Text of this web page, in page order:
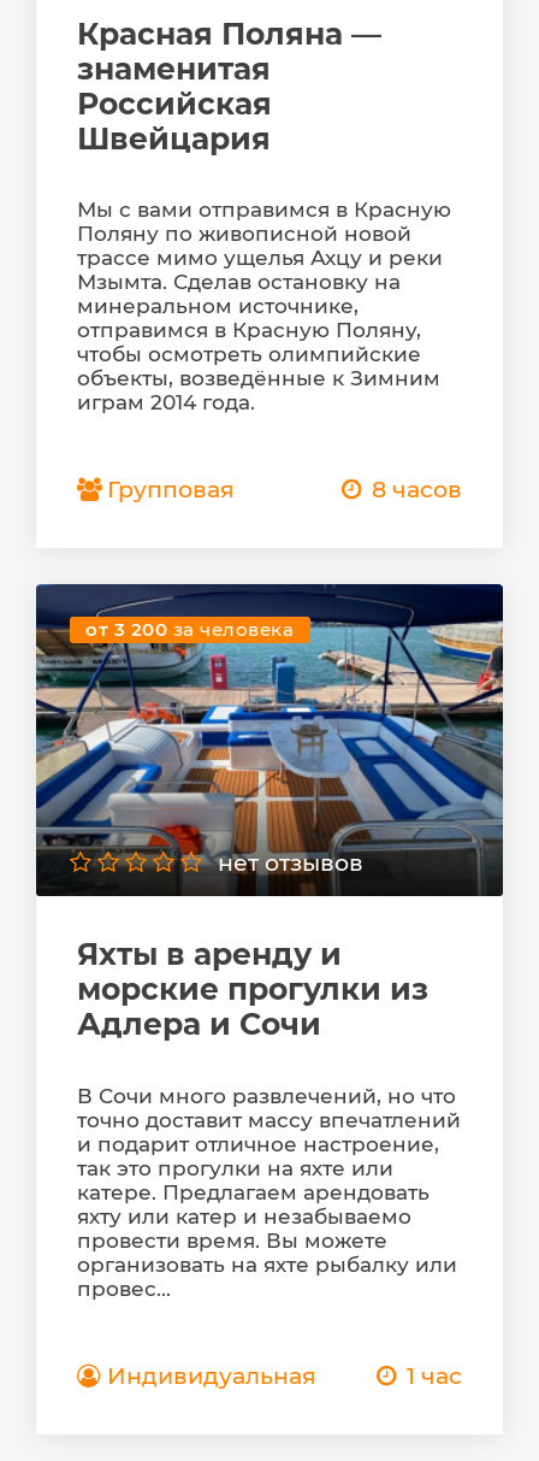
Красная Поляна —
знаменитая
Российская
Швейцария
Мы с вами отправимся в Красную
Поляну по живописной новой
трассе мимо ущелья Ахцу и реки
Мзымта. Сделав остановку на
минеральном источнике,
отправимся в Красную Поляну,
чтобы осмотреть олимпийские
объекты, возведённые к Зимним
играм 2014 года.
Групповая 8 часов
от 3 200 за человека
нет отзывов
Яхты в аренду и
морские прогулки из
Адлера и Сочи
В Сочи много развлечений, но что
точно доставит массу впечатлений
и подарит отличное настроение,
так это прогулки на яхте или
катере. Предлагаем арендовать
яхту или катер и незабываемо
провести время. Вы можете
организовать на яхте рыбалку или
провес...
Индивидуальная 1 час